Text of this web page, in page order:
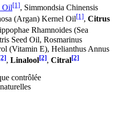
Oil[1], Simmondsia Chinensis
(Argan) Kernel Oil[1], Citrus
Rhamnoides (Sea
Seed Oil, Rosmarinus
(Vitamin E), Helianthus Annus
, Linalool[2], Citral[2]
contrôlée